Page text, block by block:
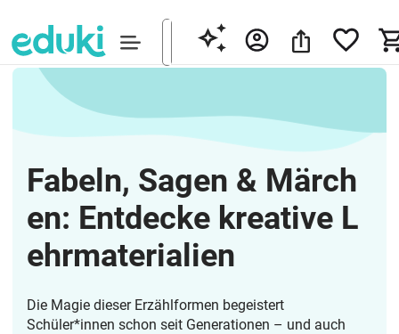
Fabeln, Sagen & Märch
en: Entdecke kreative L
ehrmaterialien
Die Magie dieser Erzählformen begeistert
Schüler*innen schon seit Generationen – und auch